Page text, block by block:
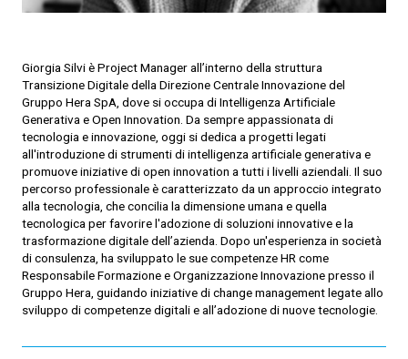
Giorgia Silvi è Project Manager all’interno della struttura
Transizione Digitale della Direzione Centrale Innovazione del
Gruppo Hera SpA, dove si occupa di Intelligenza Artificiale
Generativa e Open Innovation. Da sempre appassionata di
tecnologia e innovazione, oggi si dedica a progetti legati
all'introduzione di strumenti di intelligenza artificiale generativa e
promuove iniziative di open innovation a tutti i livelli aziendali. Il suo
percorso professionale è caratterizzato da un approccio integrato
alla tecnologia, che concilia la dimensione umana e quella
tecnologica per favorire l'adozione di soluzioni innovative e la
trasformazione digitale dell’azienda. Dopo un'esperienza in società
di consulenza, ha sviluppato le sue competenze HR come
Responsabile Formazione e Organizzazione Innovazione presso il
Gruppo Hera, guidando iniziative di change management legate allo
sviluppo di competenze digitali e all’adozione di nuove tecnologie.